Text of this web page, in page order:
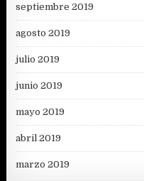
septiembre 2019
agosto 2019
julio 2019
junio 2019
mayo 2019
abril 2019
marzo 2019